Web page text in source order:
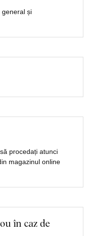
general și
procedați atunci
magazinul online
în caz de